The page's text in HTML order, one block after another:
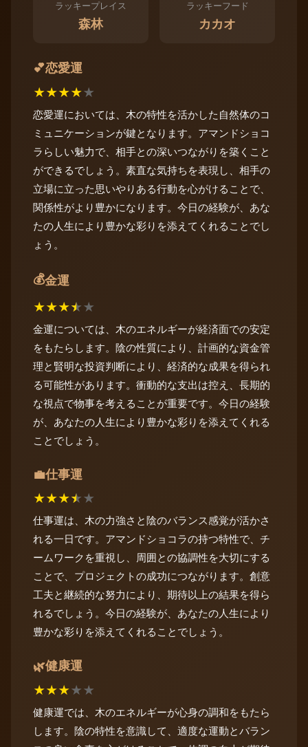
ラッキープレイス
森林
ラッキーフード
カカオ
💕恋愛運
★★★★★
恋愛運においては、木の特性を活かした自然体のコ
ミュニケーションが鍵となります。アマンドショコ
ラらしい魅力で、相手との深いつながりを築くこと
ができるでしょう。素直な気持ちを表現し、相手の
立場に立った思いやりある行動を心がけることで、
関係性がより豊かになります。今日の経験が、あな
たの人生により豊かな彩りを添えてくれることでし
ょう。
💰金運
★★★★★
金運については、木のエネルギーが経済面での安定
をもたらします。陰の性質により、計画的な資金管
理と賢明な投資判断により、経済的な成果を得られ
る可能性があります。衝動的な支出は控え、長期的
な視点で物事を考えることが重要です。今日の経験
が、あなたの人生により豊かな彩りを添えてくれる
ことでしょう。
💼仕事運
★★★★★
仕事運は、木の力強さと陰のバランス感覚が活かさ
れる一日です。アマンドショコラの持つ特性で、チ
ームワークを重視し、周囲との協調性を大切にする
ことで、プロジェクトの成功につながります。創意
工夫と継続的な努力により、期待以上の結果を得ら
れるでしょう。今日の経験が、あなたの人生により
豊かな彩りを添えてくれることでしょう。
🌿健康運
★★★★★
健康運では、木のエネルギーが心身の調和をもたら
します。陰の特性を意識して、適度な運動とバラン